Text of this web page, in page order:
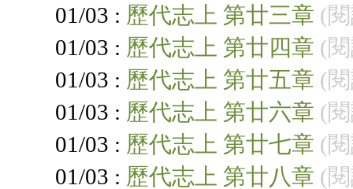
01/03 : 歷代志上 第廿三章 (
01/03 : 歷代志上 第廿四章 (
01/03 : 歷代志上 第廿五章 (
01/03 : 歷代志上 第廿六章 (
01/03 : 歷代志上 第廿七章 (
01/03 : 歷代志上 第廿八章 (